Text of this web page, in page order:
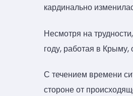
кардинально
Несмотря на
году, работая в
С течением времени
стороне от